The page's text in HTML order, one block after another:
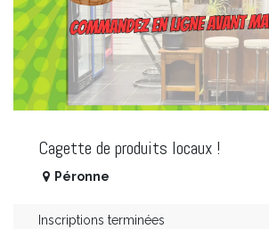
Cagette de produits locaux !
Péronne
Inscriptions terminées